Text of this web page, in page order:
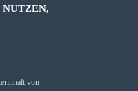
von